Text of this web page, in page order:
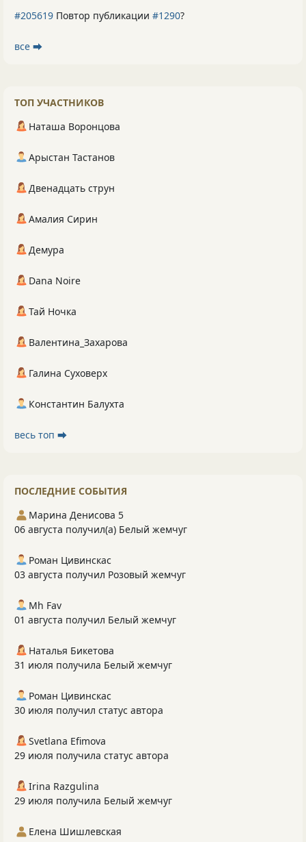
#205619 Повтор публикации #1290?
все ⮕
ТОП УЧАСТНИКОВ
Наташа Воронцова
Арыстан Тастанов
Двенадцать струн
Амалия Сирин
Демура
Dana Noire
Тай Ночка
Валентина_Захарова
Галина Суховерх
Константин Балухта
весь топ ⮕
ПОСЛЕДНИЕ СОБЫТИЯ
Марина Денисова 5
06 августа получил(а) Белый жемчуг
Роман Цивинскас
03 августа получил Розовый жемчуг
Mh Fav
01 августа получил Белый жемчуг
Наталья Бикетова
31 июля получила Белый жемчуг
Роман Цивинскас
30 июля получил статус автора
Svetlana Efimova
29 июля получила статус автора
Irina Razgulina
29 июля получила Белый жемчуг
Елена Шишлевская